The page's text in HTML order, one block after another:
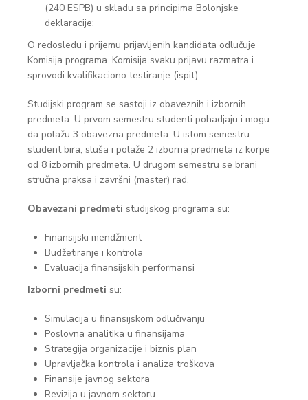
(240 ESPB) u skladu sa principima Bolonjske
deklaracije;
O redosledu i prijemu prijavljenih kandidata odlučuje
Komisija programa. Komisija svaku prijavu razmatra i
sprovodi kvalifikaciono testiranje (ispit).
Studijski program se sastoji iz obaveznih i izbornih
predmeta. U prvom semestru studenti pohadjaju i mogu
da polažu 3 obavezna predmeta. U istom semestru
student bira, sluša i polaže 2 izborna predmeta iz korpe
od 8 izbornih predmeta. U drugom semestru se brani
stručna praksa i završni (master) rad.
Obavezani predmeti studijskog programa su:
Finansijski mendžment
Budžetiranje i kontrola
Evaluacija finansijskih performansi
Izborni predmeti su:
Simulacija u finansijskom odlučivanju
Poslovna analitika u finansijama
Strategija organizacije i biznis plan
Upravljačka kontrola i analiza troškova
Finansije javnog sektora
Revizija u javnom sektoru